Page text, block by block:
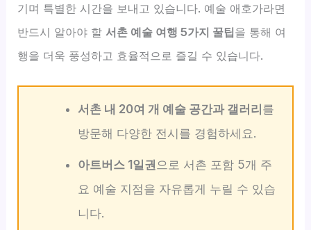
기며 특별한 시간을 보내고 있습니다. 예술 애호가라면
반드시 알아야 할서촌 예술 여행 5가지 꿀팁을 통해 여
행을 더욱 풍성하고 효율적으로 즐길 수 있습니다.
서촌 내 20여 개 예술 공간과 갤러리 를
방문해 다양한 전시를 경험하세요.
아트버스 1일권으로 서촌 포함 5개 주
요 예술 지점을 자유롭게 누릴 수 있습
니다.